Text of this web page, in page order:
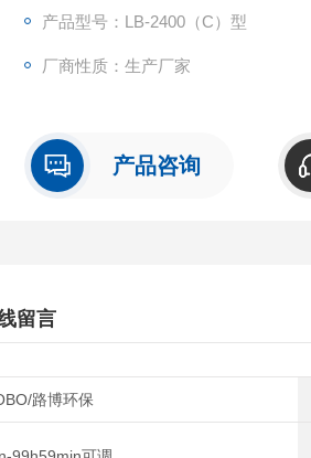
产品型号：LB-2400（C）型
厂商性质：生产厂家
产品咨询
留言
路博环保